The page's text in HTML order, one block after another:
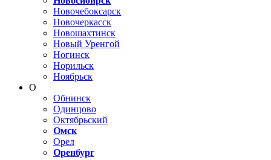
Новочебоксарск
Новочеркасск
Новошахтинск
Новый Уренгой
Ногинск
Норильск
Ноябрьск
О
Обнинск
Одинцово
Октябрьский
Омск
Орел
Оренбург